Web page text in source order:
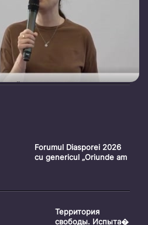
Forumul Diasporei 2026
cu genericul „Oriunde am
Территория
свободы. Испыта�